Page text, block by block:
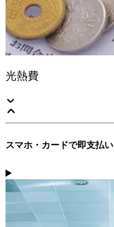
光熱費
スマホ・カードで即支払い